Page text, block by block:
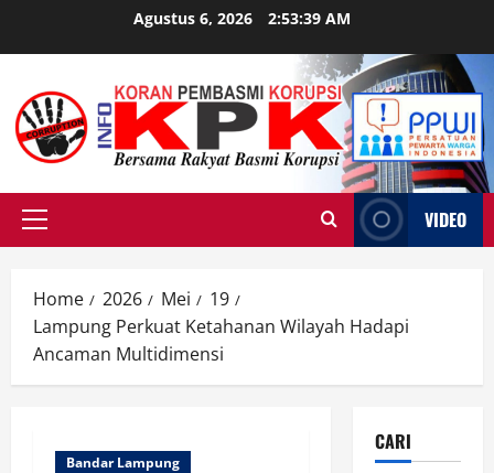
Agustus 6, 2026 2:53:40 AM
Primary
VIDEO
Home 2026 Mei
19
Lampung Perkuat Ketahanan Wilayah Hadapi
Ancaman Multidimensi
Bandar Lampung
CARI